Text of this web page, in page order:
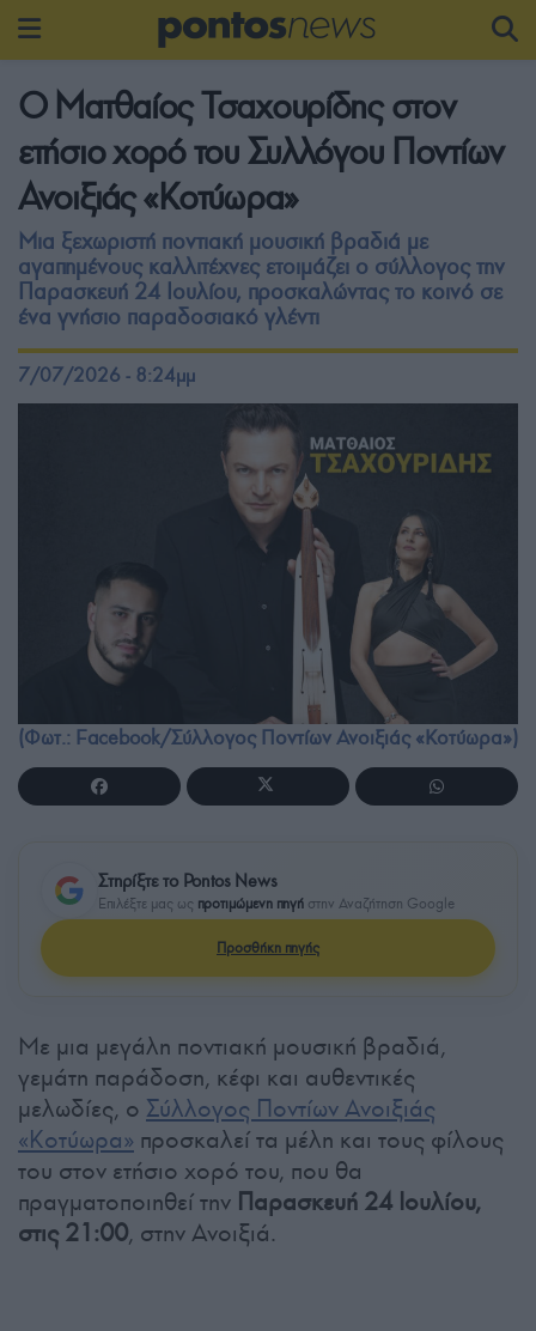
Ο Ματθαίος Τσαχουρίδης στον
ετήσιο χορό του Συλλόγου Ποντίων
Ανοιξιάς «Κοτύωρα»
Μια ξεχωριστή ποντιακή μουσική βραδιά με
αγαπημένους καλλιτέχνες ετοιμάζει ο σύλλογος την
Παρασκευή 24 Ιουλίου, προσκαλώντας το κοινό σε
ένα γνήσιο παραδοσιακό γλέντι
7/07/2026 - 8:24μμ
(Φωτ.: Facebook/Σύλλογος Ποντίων Ανοιξιάς «Κοτύωρα»)
Στηρίξτε το Pontos News
Επιλέξτε μας ως προτιμώμενη πηγή στην Αναζήτηση Google
Προσθήκη πηγής
Με μια μεγάλη ποντιακή μουσική βραδιά,
γεμάτη παράδοση, κέφι και αυθεντικές
μελωδίες, ο Σύλλογος Ποντίων Ανοιξιάς
«Κοτύωρα» προσκαλεί τα μέλη και τους φίλους
του στον ετήσιο χορό του, που θα
πραγματοποιηθεί την Παρασκευή 24 Ιουλίου,
στις 21:00, στην Ανοιξιά.